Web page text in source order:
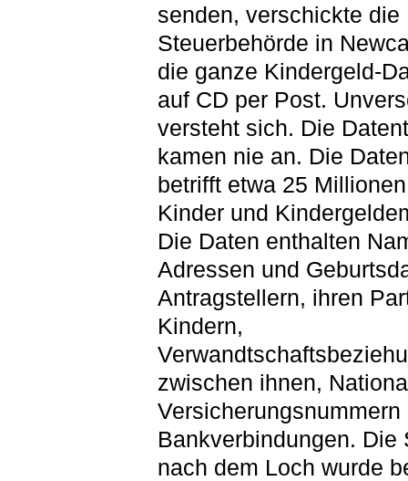
senden, verschickte die
Steuerbehörde in
die ganze Kindergeld-
auf CD per Post.
versteht sich. Die
kamen nie an. Die
betrifft etwa 25
Kinder und
Die Daten enthalten
Adressen und
Antragstellern, ihren
Kindern,
zwischen ihnen,
Versicherungsnummern
Bankverbindungen. Die
nach dem Loch wurde